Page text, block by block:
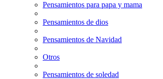
Pensamientos para papa y mama
Pensamientos de dios
Pensamientos de Navidad
Otros
Pensamientos de soledad